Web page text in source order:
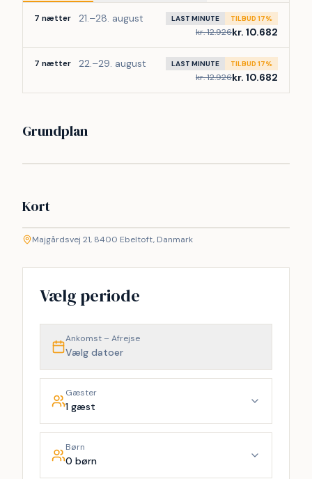
7 nætter 21.–28. august LAST MINUTE TILBUD 17%
kr. 12.926kr. 10.682
7 nætter 22.–29. august LAST MINUTE TILBUD 17%
kr. 12.926kr. 10.682
Grundplan
Kort
+
−
Majgårdsvej 21, 8400 Ebeltoft, Danmark
Vælg periode
Ankomst – Afrejse
Vælg datoer
Gæster
1 gæst
Børn
0 børn